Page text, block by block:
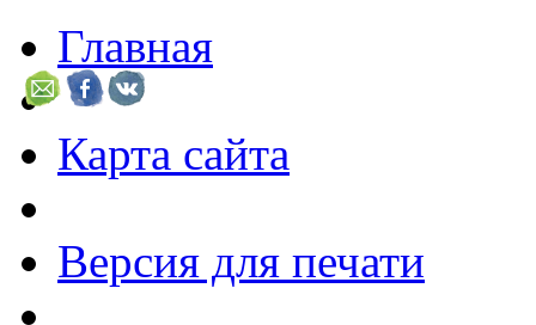
Главная
Карта сайта
Версия для печати